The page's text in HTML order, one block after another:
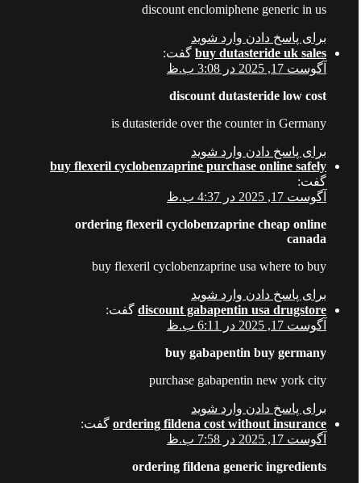
discount enclomiphene generic in us
برای پاسخ دادن وارد شوید
buy dutasteride uk sales گفت:
آگوست 17, 2025 در 3:08 ب.ظ
discount dutasteride low cost
is dutasteride over the counter in Germany
برای پاسخ دادن وارد شوید
buy flexeril cyclobenzaprine purchase online safely
گفت:
آگوست 17, 2025 در 4:37 ب.ظ
ordering flexeril cyclobenzaprine cheap online
canada
buy flexeril cyclobenzaprine usa where to buy
برای پاسخ دادن وارد شوید
discount gabapentin usa drugstore گفت:
آگوست 17, 2025 در 6:11 ب.ظ
buy gabapentin buy germany
purchase gabapentin new york city
برای پاسخ دادن وارد شوید
ordering fildena cost without insurance گفت:
آگوست 17, 2025 در 7:58 ب.ظ
ordering fildena generic ingredients